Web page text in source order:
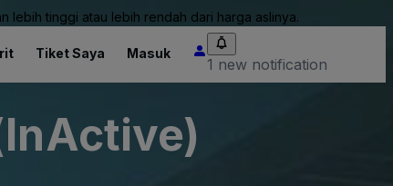
lebih tinggi atau lebih rendah dari harga aslinya.
Tiket Saya Masuk
1 new notification